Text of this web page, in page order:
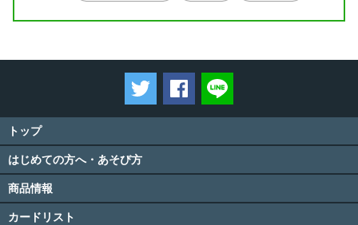
ツイートするFacebookでシェアする
トップ
はじめての方へ・あそび方
商品情報
カードリスト